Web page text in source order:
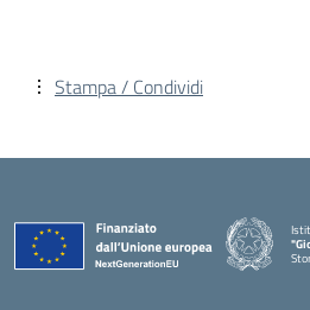
Stampa / Condividi